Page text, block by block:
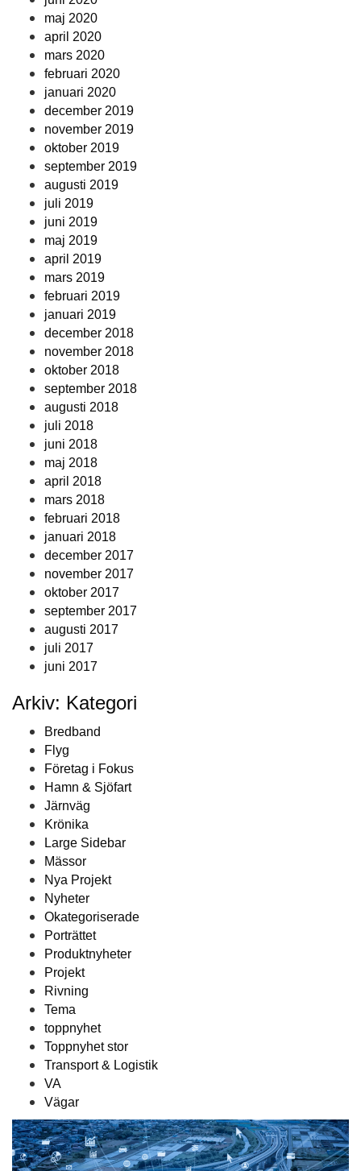
maj 2020
april 2020
mars 2020
februari 2020
januari 2020
december 2019
november 2019
oktober 2019
september 2019
augusti 2019
juli 2019
juni 2019
maj 2019
april 2019
mars 2019
februari 2019
januari 2019
december 2018
november 2018
oktober 2018
september 2018
augusti 2018
juli 2018
juni 2018
maj 2018
april 2018
mars 2018
februari 2018
januari 2018
december 2017
november 2017
oktober 2017
september 2017
augusti 2017
juli 2017
juni 2017
Arkiv: Kategori
Bredband
Flyg
Företag i Fokus
Hamn & Sjöfart
Järnväg
Krönika
Large Sidebar
Mässor
Nya Projekt
Nyheter
Okategoriserade
Porträttet
Produktnyheter
Projekt
Rivning
Tema
toppnyhet
Toppnyhet stor
Transport & Logistik
VA
Vägar